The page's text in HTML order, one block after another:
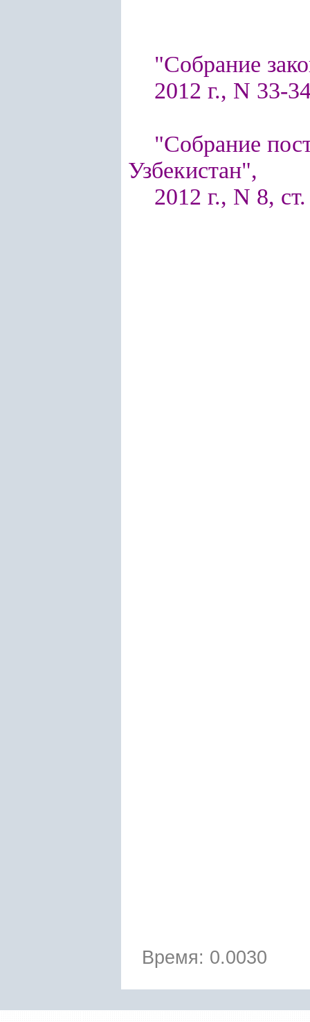
"Собрание
2012 г., N 33-
"Собрание
Узбекистан",
2012 г., N 8,
Время: 0.0030